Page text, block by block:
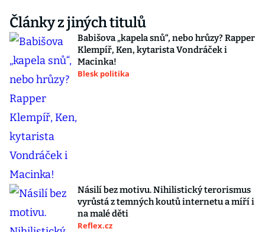
Články z jiných titulů
Babišova „kapela snů“, nebo hrůzy? Rapper
Klempíř, Ken, kytarista Vondráček i
Macinka!
Blesk politika
Násilí bez motivu. Nihilistický terorismus
vyrůstá z temných koutů internetu a míří i
na malé děti
Reflex.cz